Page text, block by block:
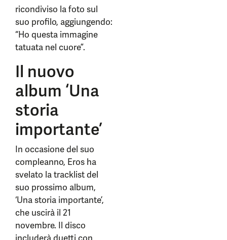
ricondiviso la foto sul
suo profilo, aggiungendo:
“Ho questa immagine
tatuata nel cuore”.
Il nuovo
album ‘Una
storia
importante’
In occasione del suo
compleanno, Eros ha
svelato la tracklist del
suo prossimo album,
‘Una storia importante’,
che uscirà il 21
novembre. Il disco